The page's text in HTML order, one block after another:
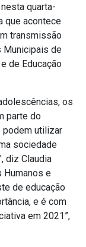
quarta-
que acontece
transmissão
Municipais de
de Educação
os
parte do
podem utilizar
sociedade
diz Claudia
Humanos e
de educação
e é com
em 2021”,